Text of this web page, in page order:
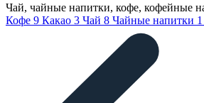
Чай, чайные напитки, кофе, кофейные
Кофе 9 Какао 3 Чай 8 Чайные напитки 1